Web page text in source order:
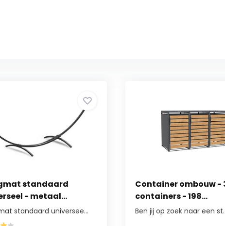
standaard
- metaal...
standaard universee...
Container ombouw -
containers - 198...
Ben jij op zoek naar een